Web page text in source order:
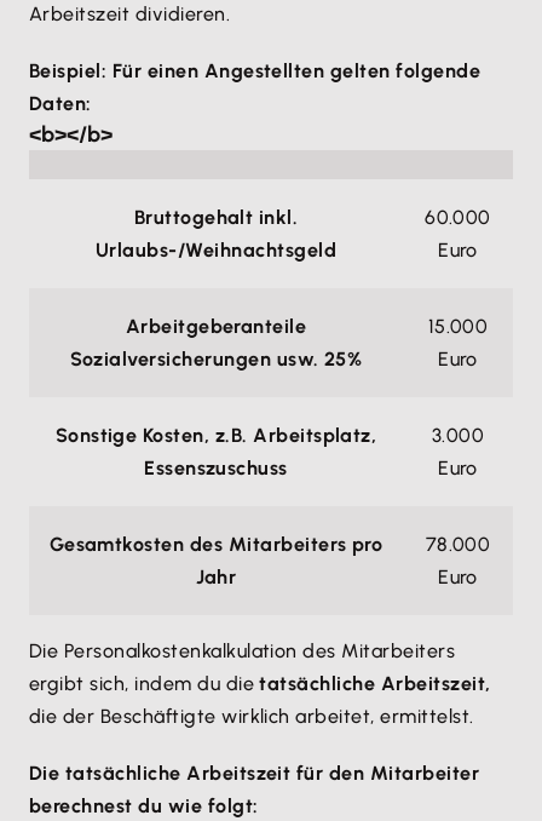
Arbeitszeit dividieren.
Beispiel: Für einen Angestellten gelten folgende
Daten:
<b></b>
Bruttogehalt inkl.
Urlaubs-/Weihnachtsgeld
60.000
Euro
Arbeitgeberanteile
Sozialversicherungen usw. 25%
15.000
Euro
Sonstige Kosten, z.B. Arbeitsplatz,
Essenszuschuss
3.000
Euro
Gesamtkosten des Mitarbeiters pro
Jahr
78.000
Euro
Die Personalkostenkalkulation des Mitarbeiters
ergibt sich, indem du dietatsächliche Arbeitszeit,
die der Beschäftigte wirklich arbeitet, ermittelst.
Die tatsächliche Arbeitszeit für den Mitarbeiter
berechnest du wie folgt: